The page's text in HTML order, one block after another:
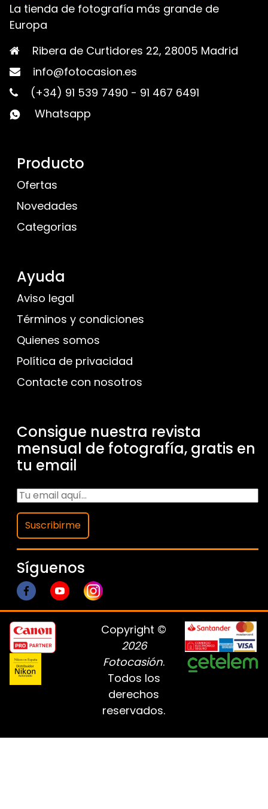
La tienda de fotografía más grande de
Europa
Ribera de Curtidores 22, 28005 Madrid
info@fotocasion.es
(+34) 91 539 7490 - 91 467 6491
Whatsapp
Producto
Ofertas
Novedades
Categorias
Ayuda
Aviso legal
Términos y condiciones
Quienes somos
Política de privacidad
Contacte con nosotros
Consigue nuestra revista
mensual de fotografía, gratis en
tu email
Suscribirme
Síguenos
Copyright ©
2026
Fotocasión.
Todos los
derechos
reservados.